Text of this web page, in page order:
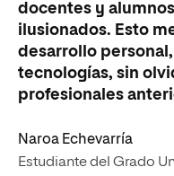
docentes y
ilusionados. Esto
desarrollo
tecnologías, sin
profesionales
Naroa Echevarría
Estudiante del Grado